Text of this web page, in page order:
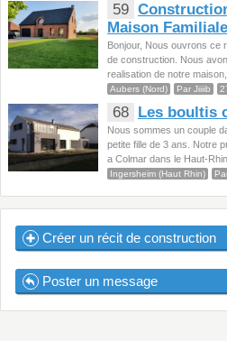
59
Maison Familiale
Bonjour, Nous ouvrons ce
de construction. Nous
realisation de notre maison,
Aubers (Nord) Par Jiiiib
68 Les boultis
Nous sommes un couple
petite fille de 3 ans. Notre
a Colmar dans le Haut-
Ingersheim (Haut Rhin)
Créer un récit de construction
Poster un message